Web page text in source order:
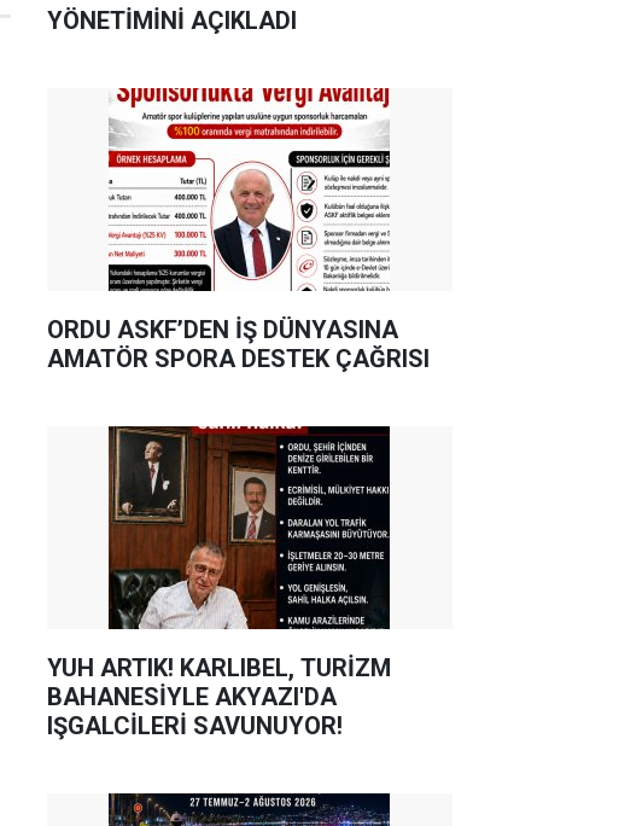
YÖNETİMİNİ AÇIKLADI
ORDU ASKF’DEN İŞ DÜNYASINA
AMATÖR SPORA DESTEK ÇAĞRISI
YUH ARTIK! KARLIBEL, TURİZM
BAHANESİYLE AKYAZI'DA
IŞGALCİLERİ SAVUNUYOR!